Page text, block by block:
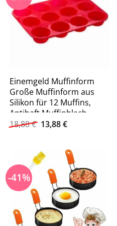
Einemgeld Muffinform
Große Muffinform aus
Silikon für 12 Muffins,
Antihaft Muffinblech
18,88€ Ursprünglicher
Preis
18,88 €
13,88€Aktueller
13,88 €.
-41%